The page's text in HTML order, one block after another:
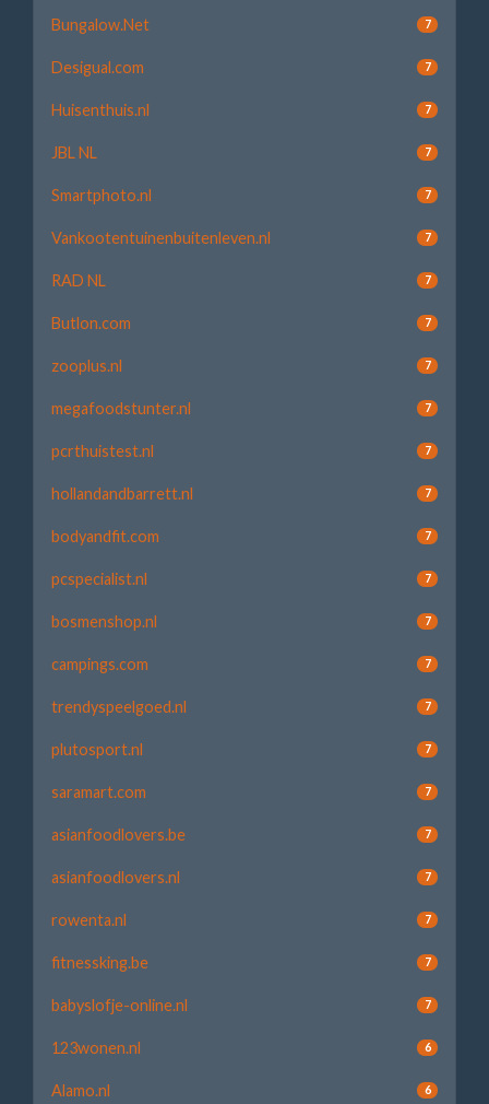
Bungalow.Net 7
Desigual.com 7
Huisenthuis.nl 7
JBL NL 7
Smartphoto.nl 7
Vankootentuinenbuitenleven.nl 7
RAD NL 7
Butlon.com 7
zooplus.nl 7
megafoodstunter.nl 7
pcrthuistest.nl 7
hollandandbarrett.nl 7
bodyandfit.com 7
pcspecialist.nl 7
bosmenshop.nl 7
campings.com 7
trendyspeelgoed.nl 7
plutosport.nl 7
saramart.com 7
asianfoodlovers.be 7
asianfoodlovers.nl 7
rowenta.nl 7
fitnessking.be 7
babyslofje-online.nl 7
123wonen.nl 6
Alamo.nl 6